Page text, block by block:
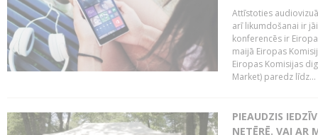
Attīstoties
arī likumdošanai ir
konferencēs ir
maijā Eiropas
Eiropas Komisijas
Market) paredz līdz...
PIEAUDZIS
NETĒRĒ. VAI AR